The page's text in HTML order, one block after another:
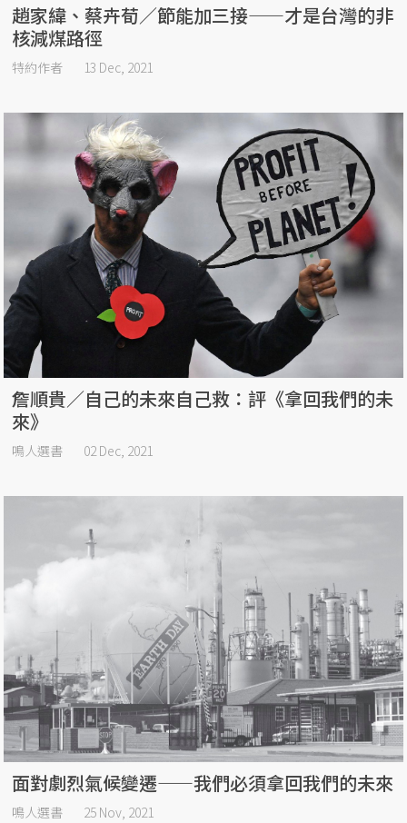
趙家緯、蔡卉荀／節能加三接——才是台灣的非
核減煤路徑
特約作者 13 Dec, 2021
詹順貴／自己的未來自己救：評《拿回我們的未
來》
鳴人選書 02 Dec, 2021
面對劇烈氣候變遷——我們必須拿回我們的未來
鳴人選書 25 Nov, 2021